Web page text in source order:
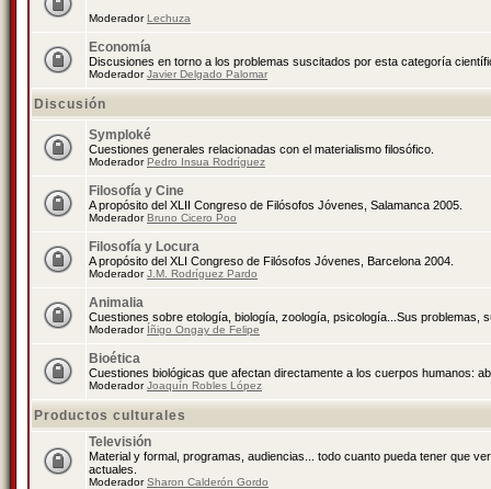
ModeradorLechuza
Economía
Discusiones en torno a los problemas suscitados por esta categoría
ModeradorJavier Delgado Palomar
Discusión
Symploké
Cuestiones generales relacionadas con el materialismo filosófico.
ModeradorPedro Insua Rodríguez
Filosofía y Cine
A propósito del XLII Congreso de Filósofos Jóvenes, Salamanca 2005.
ModeradorBruno Cicero Poo
Filosofía y Locura
A propósito del XLI Congreso de Filósofos Jóvenes, Barcelona 2004.
ModeradorJ.M. Rodríguez Pardo
Animalia
Cuestiones sobre etología, biología, zoología, psicología...Sus problemas,
Moderador Íñigo Ongay de Felipe
Bioética
Cuestiones biológicas que afectan directamente a los cuerpos humanos:
ModeradorJoaquín Robles López
Productos culturales
Televisión
Material y formal, programas, audiencias... todo cuanto pueda tener que
actuales.
ModeradorSharon Calderón Gordo